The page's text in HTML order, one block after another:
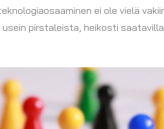
ei ole vielä
pirstaleista, heikosti